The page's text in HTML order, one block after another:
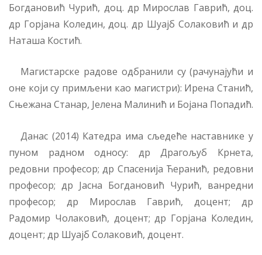
Богдановић Чурић, доц. др Мирослав Гаврић, доц.
др Горјана Коледин, доц. др Шуајб Солаковић и др
Наташа Костић.
Магистарске радове одбранили су (рачунајући и
оне који су примљени као магистри): Ирена Станић,
Сњежана Станар, Јелена Малинић и Бојана Попадић.
Данас (2014) Катедра има сљедеће наставнике у
пуном радном односу: др Драгољуб Крнета,
редовни професор; др Спасенија Ћеранић, редовни
професор; др Јасна Богдановић Чурић, ванредни
професор; др Мирослав Гаврић, доцент; др
Радомир Чолаковић, доцент; др Горјана Коледин,
доцент; др Шуајб Солаковић, доцент.